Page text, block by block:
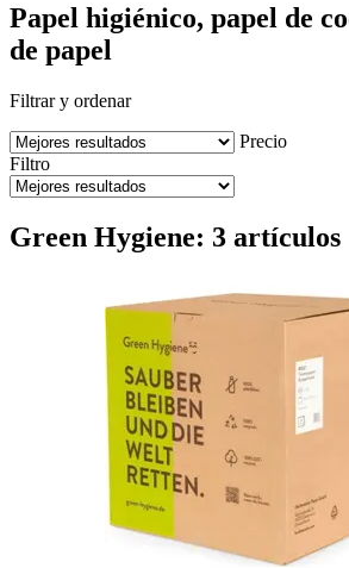
Papel higiénico, papel de
de papel
Filtrar y ordenar
Precio
Filtro
Green Hygiene: 3 artículos